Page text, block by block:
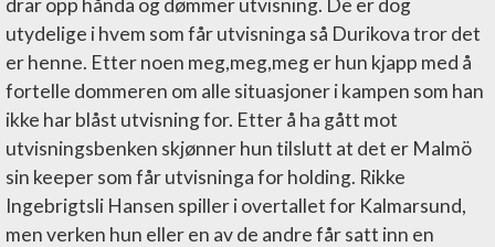
drar opp hånda og dømmer utvisning. De er dog
utydelige i hvem som får utvisninga så Durikova tror det
er henne. Etter noen meg,meg,meg er hun kjapp med å
fortelle dommeren om alle situasjoner i kampen som han
ikke har blåst utvisning for. Etter å ha gått mot
utvisningsbenken skjønner hun tilslutt at det er Malmö
sin keeper som får utvisninga for holding. Rikke
Ingebrigtsli Hansen spiller i overtallet for Kalmarsund,
men verken hun eller en av de andre får satt inn en